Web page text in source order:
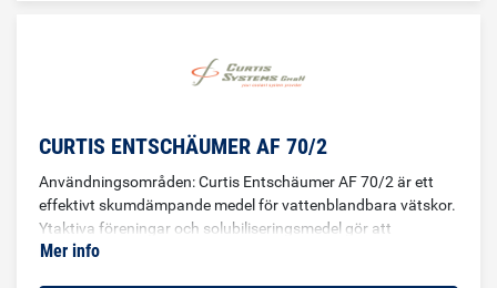
CURTIS ENTSCHÄUMER AF 70/2
Användningsområden: Curtis Entschäumer AF 70/2 är ett
effektivt skumdämpande medel för vattenblandbara vätskor.
Ytaktiva föreningar och solubiliseringsmedel gör att
skummet försvinner snabbt. Curtis Entschäumer AF 70/2 är
Mer info